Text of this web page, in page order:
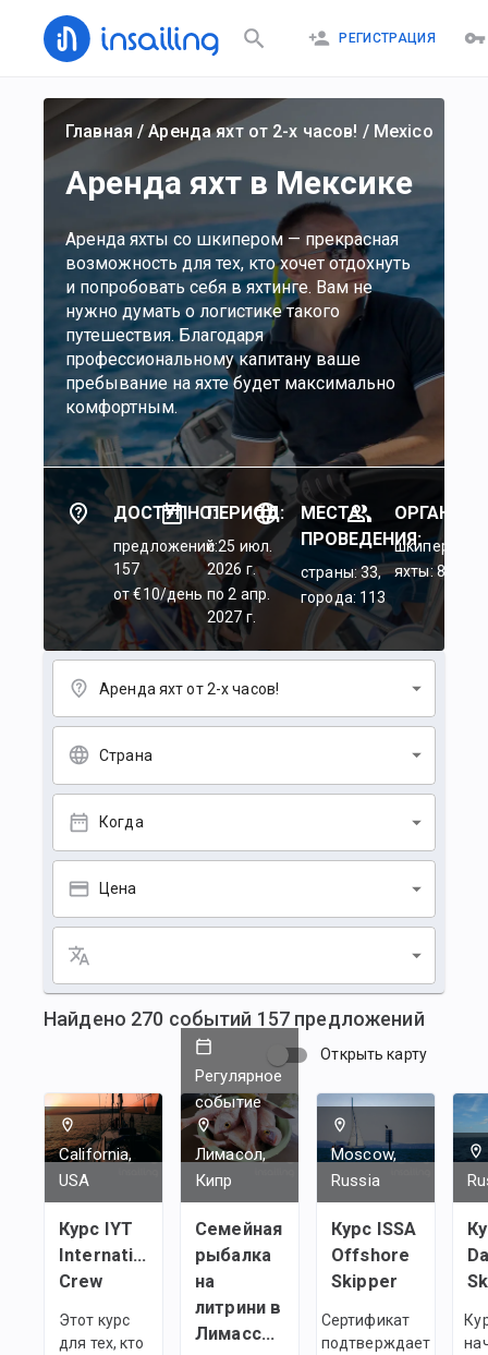
РЕГИСТРАЦИЯ
Главная /Аренда яхт от 2-х часов! / Mexico
Аренда яхт в Мексике
Аренда яхты со шкипером — прекрасная
возможность для тех, кто хочет отдохнуть
и попробовать себя в яхтинге. Вам не
нужно думать о логистике такого
путешествия. Благодаря
профессиональному капитану ваше
пребывание на яхте будет максимально
комфортным.
ДОСТУПНО:
предложений:
157
от €10/день
ПЕРИОД:
c 25 июл.
2026 г.
по 2 апр.
2027 г.
МЕСТА
ПРОВЕДЕНИЯ:
страны: 33,
города: 113
шкиперы: 45,
яхты: 84
Аренда яхт от 2-х часов!
Страна
Когда
Цена
Найдено 270 событий 157 предложений
Открыть карту
California,
USA
Курс IYT
International
Crew
Этот курс
для тех, кто
Регулярное
событие
Лимасол,
Кипр
Семейная
рыбалка
на
литрини в
Лимассоле
Moscow,
Russia
Курс ISSA
Offshore
Skipper
Сертификат
подтверждает